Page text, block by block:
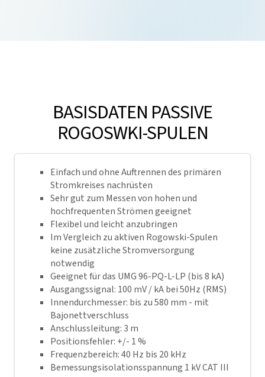
BASISDATEN PASSIVE
ROGOSWKI-SPULEN
Einfach und ohne Auftrennen des primären
Stromkreises nachrüsten
Sehr gut zum Messen von hohen und
hochfrequenten Strömen geeignet
Flexibel und leicht anzubringen
Im Vergleich zu aktiven Rogowski-Spulen
keine zusätzliche Stromversorgung
notwendig
Geeignet für das UMG 96-PQ-L-LP (bis 8 kA)
Ausgangssignal: 100 mV / kA bei 50Hz (RMS)
Innendurchmesser: bis zu 580 mm - mit
Bajonettverschluss
Anschlussleitung: 3 m
Positionsfehler: +/- 1 %
Frequenzbereich: 40 Hz bis 20 kHz
Bemessungsisolationsspannung 1 kV CAT III